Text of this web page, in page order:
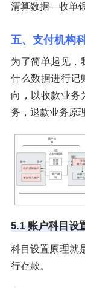
清算数据—收单
五、支付机构
为了简单起见，
什么数据进行记
向，以收款业务
务，退款业务原
5.1 账户科目设
科目设置原理就
行存款。